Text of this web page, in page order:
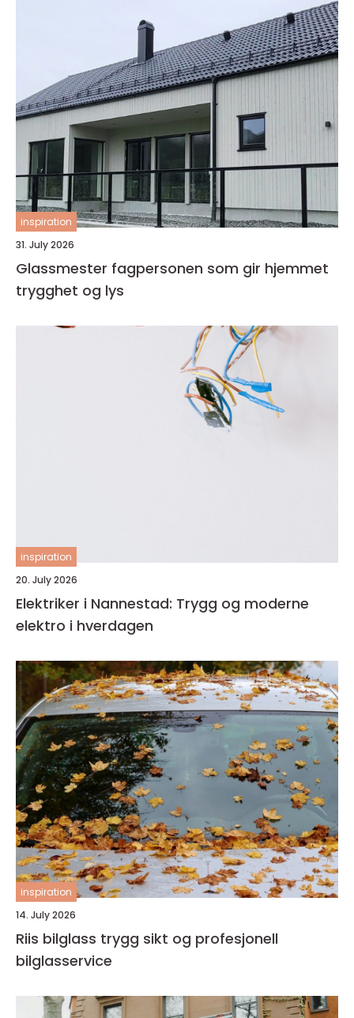
inspiration
31. July 2026
Glassmester fagpersonen som gir hjemmet
trygghet og lys
inspiration
20. July 2026
Elektriker i Nannestad: Trygg og moderne
elektro i hverdagen
inspiration
14. July 2026
Riis bilglass trygg sikt og profesjonell
bilglasservice